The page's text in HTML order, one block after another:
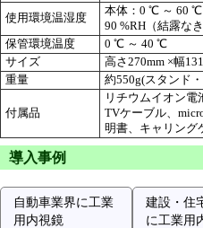
使用環境温湿度
本体：0 ℃ ～ 60
90 %RH（結露なき
保管環境温度
0 ℃ ～ 40 ℃
サイズ
高さ270mm ×幅
重量
約550g(スタンド
付属品
リチウムイオン電
TVケーブル、
明書、キャリング
導入事例
自動車業界に工業
用内視鏡
建設・住
に工業用